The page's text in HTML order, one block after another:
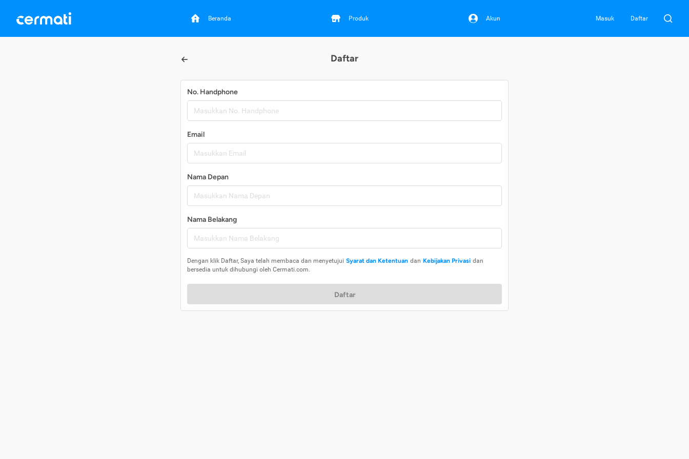
Beranda Produk Akun Masuk Daftar
Daftar
No. Handphone
Email
Nama Depan
Nama Belakang
Dengan klik Daftar, Saya telah membaca dan menyetujui Syarat dan Ketentuan dan Kebijakan Privasi dan
bersedia untuk dihubungi oleh Cermati.com.
Daftar